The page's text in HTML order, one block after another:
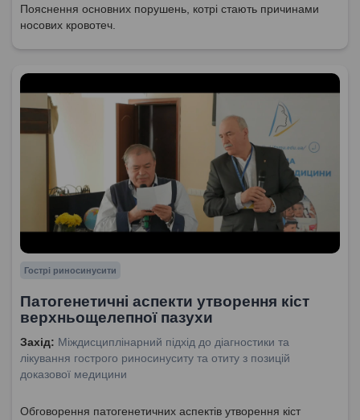
Пояснення основних порушень, котрі стають причинами
носових кровотеч.
Гострі риносинусити
Патогенетичні аспекти утворення кіст
верхньощелепної пазухи
Захід: Міждисциплінарний підхід до діагностики та
лікування гострого риносинуситу та отиту з позицій
доказової медицини
Обговорення патогенетичних аспектів утворення кіст